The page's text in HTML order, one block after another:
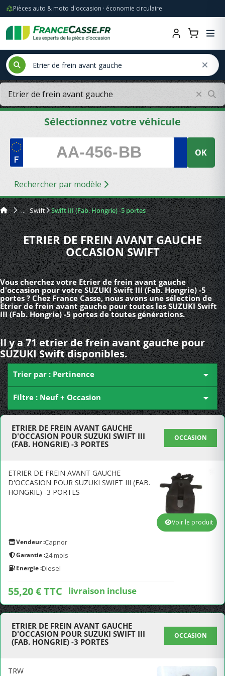
Pièces auto & moto d'occasion · économie circulaire
Sélectionnez votre véhicule
OK
Rechercher par modèle
Swift Swift III (Fab. Hongrie) -5 portes
ETRIER DE FREIN AVANT GAUCHE
OCCASION SWIFT
Vous cherchez votre Etrier de frein avant gauche
d'occasion pour votre SUZUKI Swift III (Fab. Hongrie) -5
portes ? Chez France Casse, nous avons une sélection de
Etrier de frein avant gauche pour toutes les SUZUKI Swift
III (Fab. Hongrie) -5 portes de toutes générations.
Il y a 71 etrier de frein avant gauche pour
SUZUKI Swift disponibles.
Trier par : Pertinence 
Filtre : Neuf + Occasion 
ETRIER DE FREIN AVANT GAUCHE
D'OCCASION POUR SUZUKI SWIFT III
(FAB. HONGRIE) -3 PORTES
OCCASION
ETRIER DE FREIN AVANT GAUCHE
D'OCCASION POUR SUZUKI SWIFT III (FAB.
HONGRIE) -3 PORTES
Vendeur :Capnor
Garantie :24 mois
Energie :Diesel
55,20 € TTC livraison incluse
Voir le produit
ETRIER DE FREIN AVANT GAUCHE
D'OCCASION POUR SUZUKI SWIFT III
(FAB. HONGRIE) -3 PORTES
OCCASION
TRW